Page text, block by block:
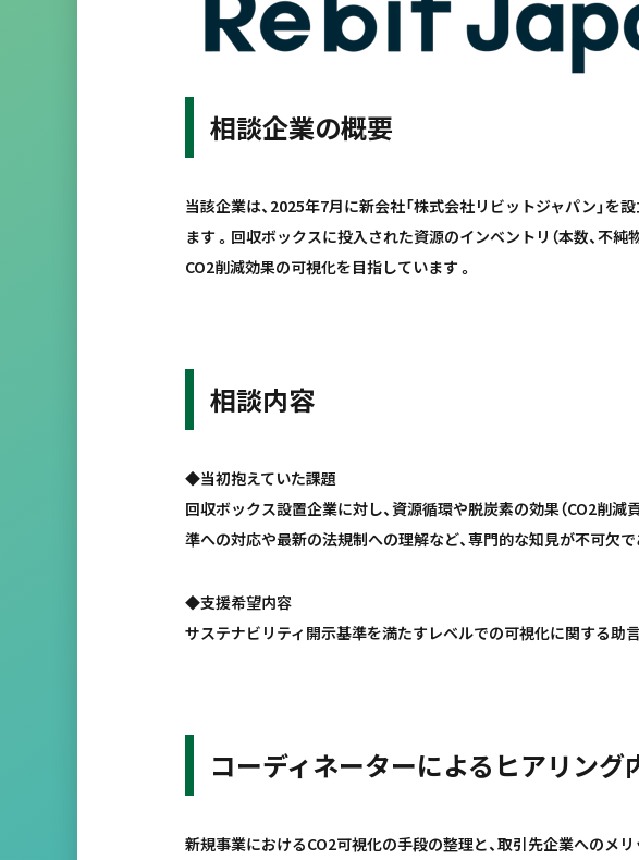
相談企業の概要
当該企業は、2025年7月に新会社「株式会社リビットジャパン」を
ます 。回収ボックスに投入された資源のインベントリ（本数、不
CO2削減効果の可視化を目指しています 。
相談内容
◆当初抱えていた課題
回収ボックス設置企業に対し、資源循環や脱炭素の効果（CO2削
準への対応や最新の法規制への理解など、専門的な知見が不可欠
◆支援希望内容
サステナビリティ開示基準を満たすレベルでの可視化に関する助
コーディネーターによるヒアリン
新規事業におけるCO2可視化の手段の整理と、取引先企業へのメ